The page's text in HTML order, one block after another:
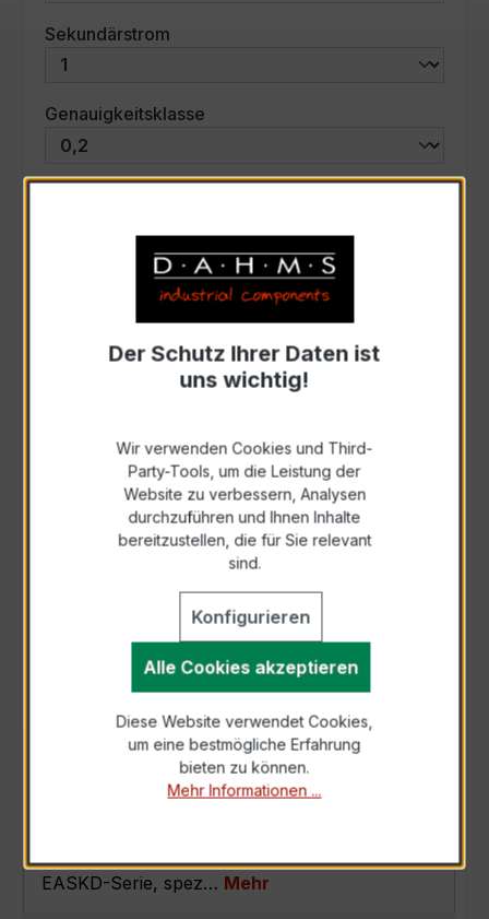
Sekundärstrom
Genauigkeitsklasse
Auswahl zurücksetzen
Art. Nr.:46750
Zur Sammelanfrage hinzufügen
Anfrage telefonisch
Als PDF exportieren
Der EASKD 31.8 3x600/1A 15VA Kl.0,2 ist ein
Verrechnungsstromwandler der bewährten
EASKD-Serie, spez… Mehr
Der Schutz Ihrer Daten ist
uns wichtig!
Wir verwenden Cookies und Third-
Party-Tools, um die Leistung der
Website zu verbessern, Analysen
durchzuführen und Ihnen Inhalte
bereitzustellen, die für Sie relevant
sind.
Konfigurieren
Alle Cookies akzeptieren
Diese Website verwendet Cookies,
um eine bestmögliche Erfahrung
bieten zu können.
Mehr Informationen ...